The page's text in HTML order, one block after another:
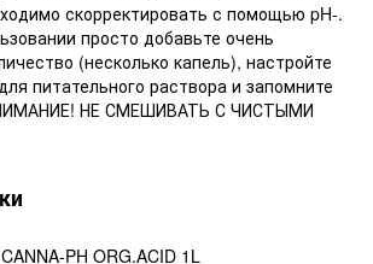
скорректировать с помощью pH-.
просто добавьте очень
(несколько капель), настройте
питательного раствора и запомните
НЕ СМЕШИВАТЬ С ЧИСТЫМИ
CANNA-PH ORG.ACID 1L